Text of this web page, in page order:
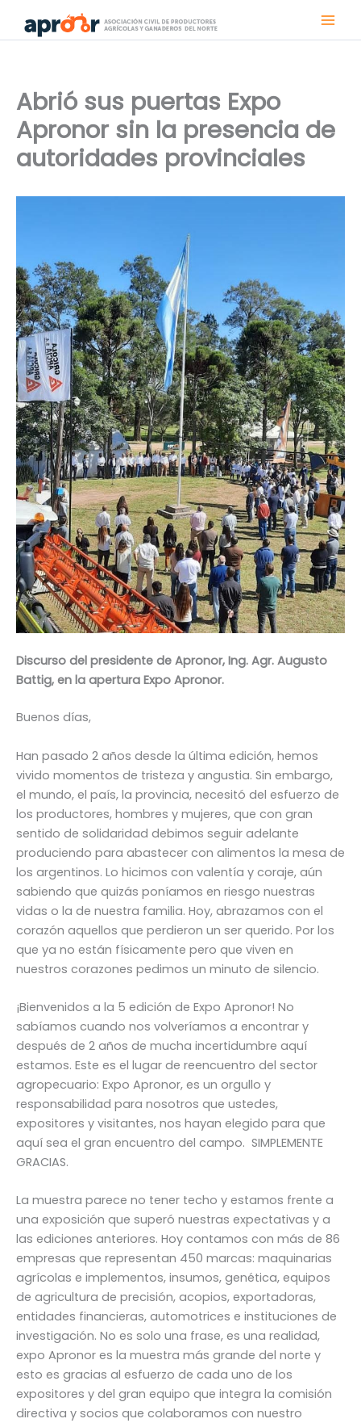
Abrió sus puertas Expo
Apronor sin la presencia de
autoridades provinciales
Discurso del presidente de Apronor, Ing. Agr. Augusto
Battig, en la apertura Expo Apronor.
Buenos días,
Han pasado 2 años desde la última edición, hemos
vivido momentos de tristeza y angustia. Sin embargo,
el mundo, el país, la provincia, necesitó del esfuerzo de
los productores, hombres y mujeres, que con gran
sentido de solidaridad debimos seguir adelante
produciendo para abastecer con alimentos la mesa de
los argentinos. Lo hicimos con valentía y coraje, aún
sabiendo que quizás poníamos en riesgo nuestras
vidas o la de nuestra familia. Hoy, abrazamos con el
corazón aquellos que perdieron un ser querido. Por los
que ya no están físicamente pero que viven en
nuestros corazones pedimos un minuto de silencio.
¡Bienvenidos a la 5 edición de Expo Apronor! No
sabíamos cuando nos volveríamos a encontrar y
después de 2 años de mucha incertidumbre aquí
estamos. Este es el lugar de reencuentro del sector
agropecuario: Expo Apronor, es un orgullo y
responsabilidad para nosotros que ustedes,
expositores y visitantes, nos hayan elegido para que
aquí sea el gran encuentro del campo. SIMPLEMENTE
GRACIAS.
La muestra parece no tener techo y estamos frente a
una exposición que superó nuestras expectativas y a
las ediciones anteriores. Hoy contamos con más de 86
empresas que representan 450 marcas: maquinarias
agrícolas e implementos, insumos, genética, equipos
de agricultura de precisión, acopios, exportadoras,
entidades financieras, automotrices e instituciones de
investigación. No es solo una frase, es una realidad,
expo Apronor es la muestra más grande del norte y
esto es gracias al esfuerzo de cada uno de los
expositores y del gran equipo que integra la comisión
directiva y socios que colaboramos con nuestro